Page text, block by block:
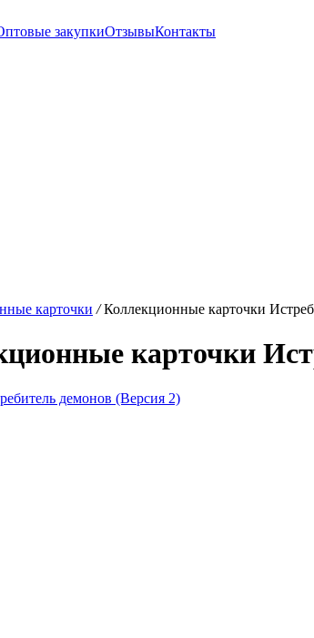
закупкиОтзывыКонтакты
карточки / Коллекционные карточки
карточки